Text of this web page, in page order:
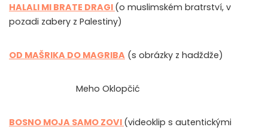
HALALI MI BRATE DRAGI (o muslimském bratrství, v
pozadi zabery z Palestiny)
OD MAŠRIKA DO MAGRIBA (s obrázky z hadždže)
Meho Oklopčić
BOSNO MOJA SAMO ZOVI (videoklip s autentickými